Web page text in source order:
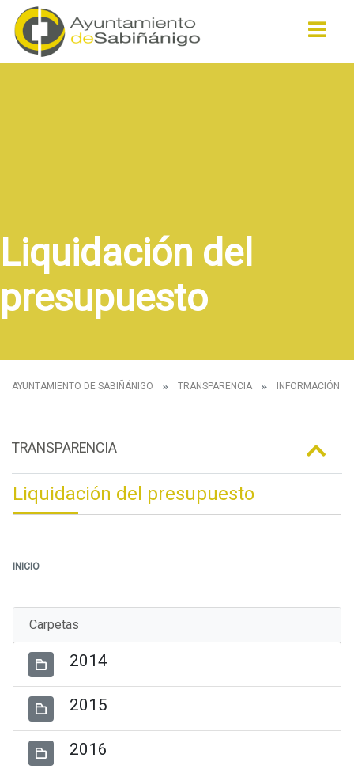
Liquidación del
presupuesto
AYUNTAMIENTO DE SABIÑÁNIGO TRANSPARENCIA INFORMACIÓN
TRANSPARENCIA
Liquidación del presupuesto
INICIO
Carpetas
2014
2015
2016